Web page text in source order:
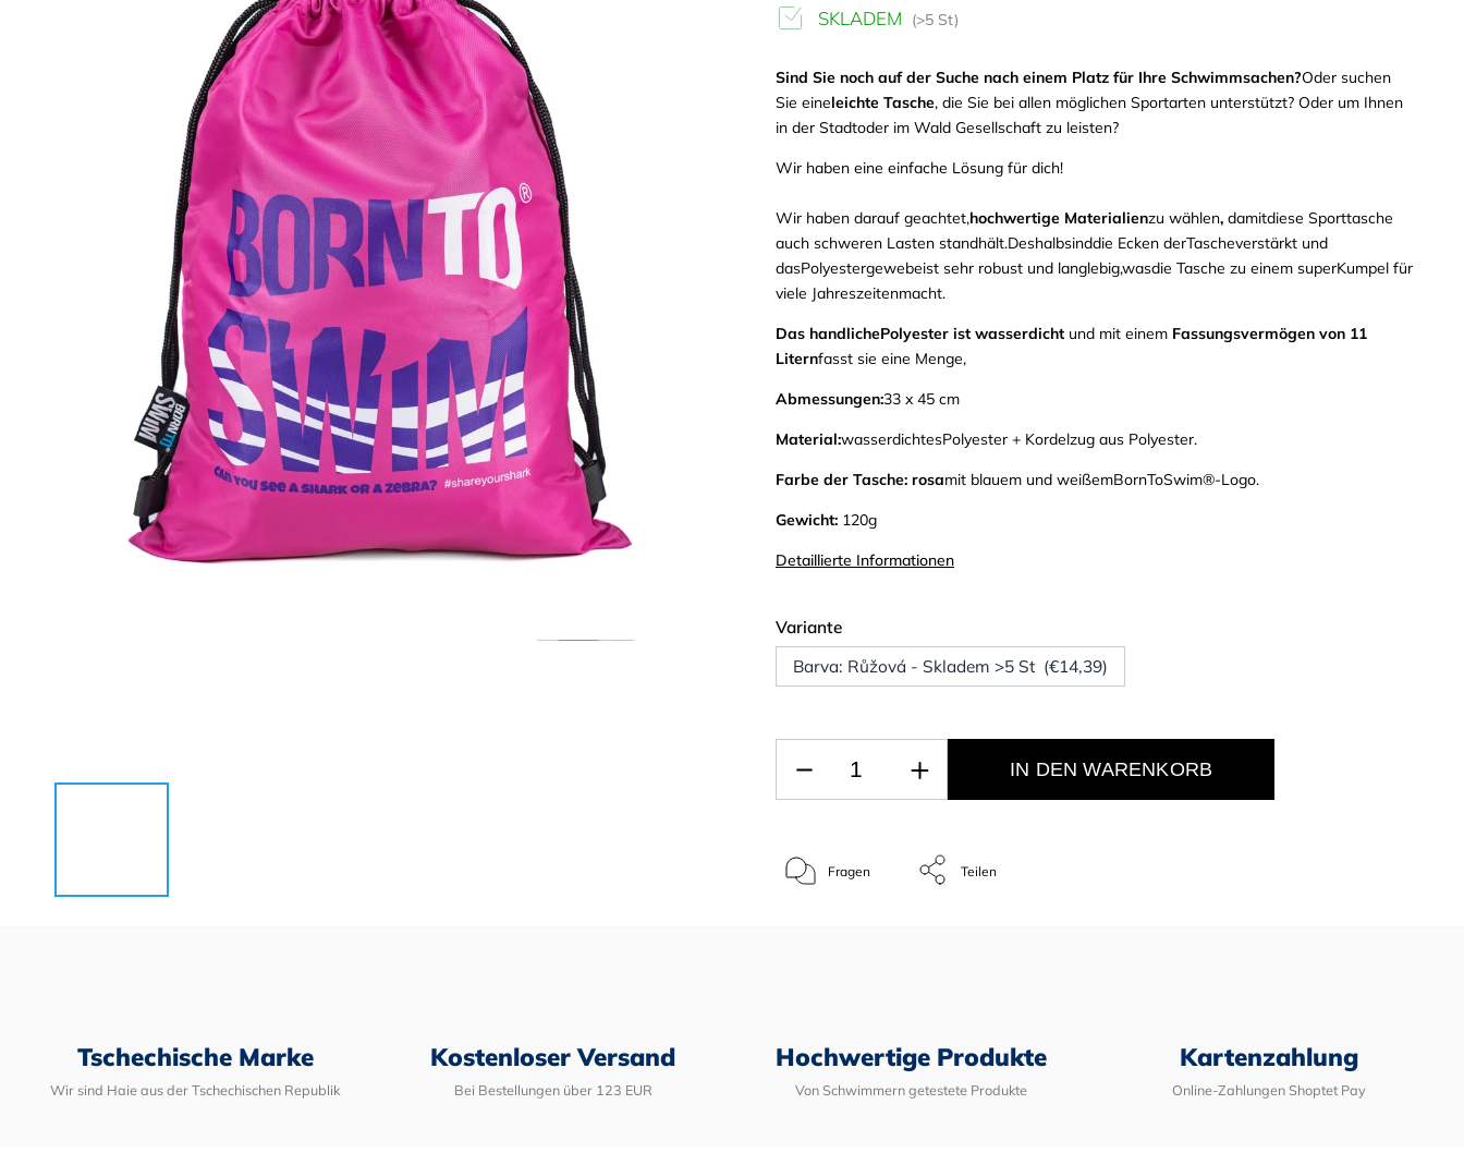
Sind Sie noch auf der Suche nach einem Platz für IhreSchwimmsachen?Oder suchen
Sie eineleichte Tasche, die Sie bei allen möglichen Sportarten unterstützt? Oder um Ihnen
in der Stadtoder im Wald Gesellschaft zu leisten?
Wir haben eineeinfache Lösung für dich!
Wir haben darauf geachtet,hochwertige Materialienzu wählen, damitdiese Sporttasche
auch schweren Lasten standhält.Deshalbsinddie Ecken derTascheverstärkt und
dasPolyestergewebeist sehr robust und langlebig,wasdie Tasche zu einem superKumpel für
viele Jahreszeitenmacht.
Das handlichePolyester ist wasserdicht und mit einem Fassungsvermögen von 11
Liternfasst sieeine Menge,
Abmessungen:33 x 45 cm
Material:wasserdichtesPolyester + Kordelzug aus Polyester.
Farbe der Tasche:rosamit blauem und weißemBornToSwim®-Logo.
Gewicht: 120g
Detaillierte Informationen
Variante
Barva: Růžová - Skladem >5 St (€14,39)
SKLADEM (>5 St)
IN DEN WARENKORB
Fragen Teilen
Tschechische Marke
Wir sind Haie aus der Tschechischen Republik
Kostenloser Versand
Bei Bestellungen über 123 EUR
Hochwertige Produkte
Von Schwimmern getestete Produkte
Kartenzahlung
Online-Zahlungen Shoptet Pay